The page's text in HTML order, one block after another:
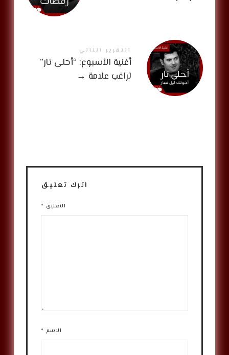
التقرير التالي
أغنية الأسبوع: “أحلى نار”
لراغب علامة →
اترك تعليق
التعليق *
الاسم *